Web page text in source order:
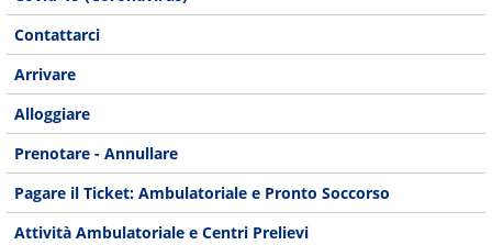
Contattarci
Arrivare
Alloggiare
Prenotare - Annullare
Pagare il Ticket: Ambulatoriale e Pronto Soccorso
Attività Ambulatoriale e Centri Prelievi